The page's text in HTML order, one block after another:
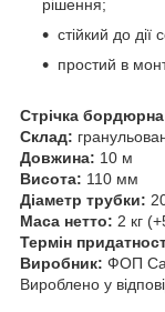
рішення;
стійкий до
простий в
Стрічка
Склад:
Довжина: 10 м
Висота: 110 мм
Діаметр трубки:
Маса нетто: 2 кг
Термін
Виробник: ФОП
Вироблено у